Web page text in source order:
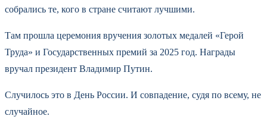
собрались те, кого в стране считают лучшими.
Там прошла церемония вручения золотых медалей «Герой
Труда» и Государственных премий за 2025 год. Награды
вручал президент Владимир Путин.
Случилось это в День России. И совпадение, судя по всему, не
случайное.